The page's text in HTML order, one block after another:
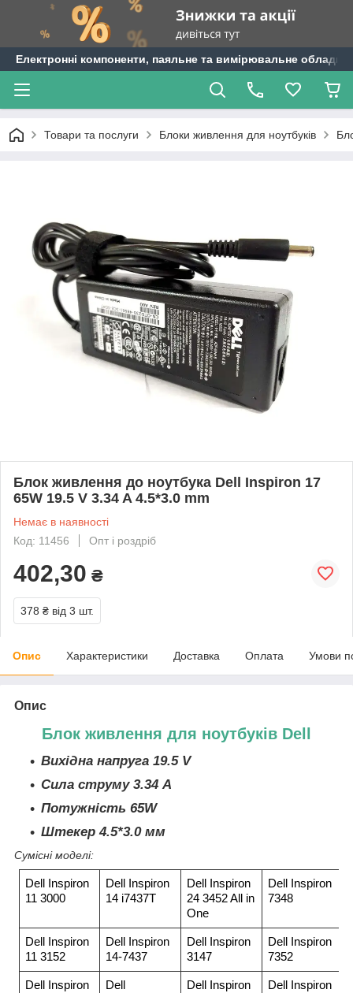
Електронні компоненти, паяльне та вимірювальне
Товари та послуги Блоки живлення для ноутбуків
Блок живлення до ноутбука Dell Inspiron 17
65W 19.5 V 3.34 A 4.5*3.0 mm
Немає в наявності
Код: 11456
Опт і роздріб
402,30 ₴
378 ₴ від 3 шт.
Опис Характеристики Доставка Оплата Умови
Опис
Блок живлення для ноутбуків Dell
Вихідна напруга 19.5 V
Сила струму 3.34 A
Потужність 65W
Штекер 4.5*3.0 мм
Сумісні моделі:
Dell Inspiron
11 3000
Dell Inspiron
14 i7437T
Dell Inspiron
24 3452 All in
One
Dell Inspiron
7348
Dell Inspiron
11 3152
Dell Inspiron
14-7437
Dell Inspiron
3147
Dell Inspiron
7352
Dell Inspiron
Dell
Dell Inspiron
Dell Inspiron